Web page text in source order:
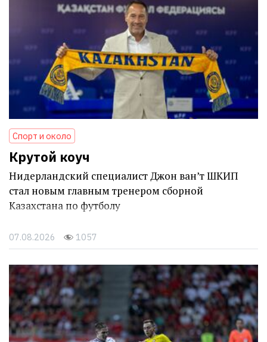
Спорт и около
Крутой коуч
Нидерландский специалист Джон ван’т ШКИП
стал новым главным тренером сборной
Казахстана по футболу
07.08.2026 1057